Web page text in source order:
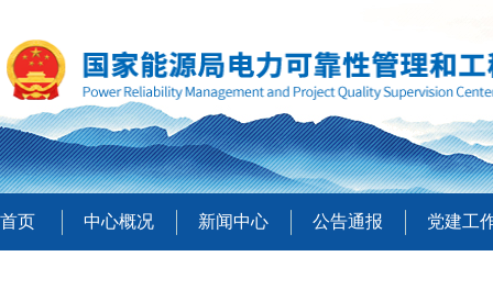
首页 中心概况 新闻中心 公告通报 党建工